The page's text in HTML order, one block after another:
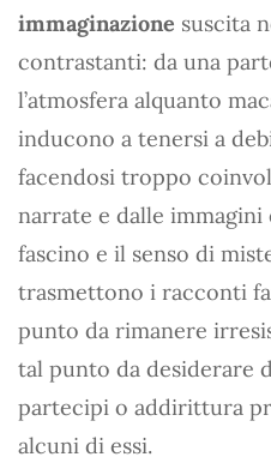
immaginazione suscita
contrastanti: da una
l’atmosfera alquanto
inducono a tenersi a
facendosi troppo
narrate e dalle immagini
fascino e il senso di
trasmettono i racconti
punto da rimanere
tal punto da desiderare
partecipi o addirittura
alcuni di essi.